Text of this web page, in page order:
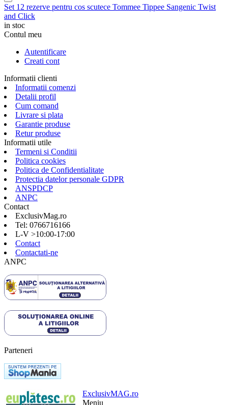
Set 12 rezerve pentru cos scutece Tommee Tippee Sangenic Twist
and Click
in stoc
Contul meu
Autentificare
Creati cont
Informatii clienti
Informatii comenzi
Detalii profil
Cum comand
Livrare si plata
Garantie produse
Retur produse
Informatii utile
Termeni si Conditii
Politica cookies
Politica de Confidentialitate
Protectia datelor personale GDPR
ANSPDCP
ANPC
Contact
ExclusivMag.ro
Tel: 0766716166
L-V >10:00-17:00
Contact
Contactati-ne
ANPC
Parteneri
ExclusivMAG.ro
Meniu